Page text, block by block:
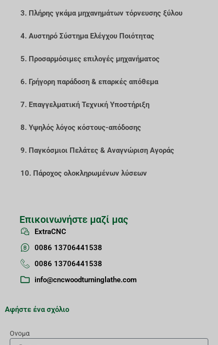
3. Πλήρης γκάμα μηχανημάτων τόρνευσης ξύλου
4. Αυστηρό Σύστημα Ελέγχου Ποιότητας
5. Προσαρμόσιμες επιλογές μηχανήματος
6. Γρήγορη παράδοση & επαρκές απόθεμα
7. Επαγγελματική Τεχνική Υποστήριξη
8. Υψηλός λόγος κόστους-απόδοσης
9. Παγκόσμιοι Πελάτες & Αναγνώριση Αγοράς
10. Πάροχος ολοκληρωμένων λύσεων
Επικοινωνήστε μαζί μας
ExtraCNC
0086 13706441538
0086 13706441538
info@cncwoodturninglathe.com
Αφήστε ένα σχόλιο
Ονομα